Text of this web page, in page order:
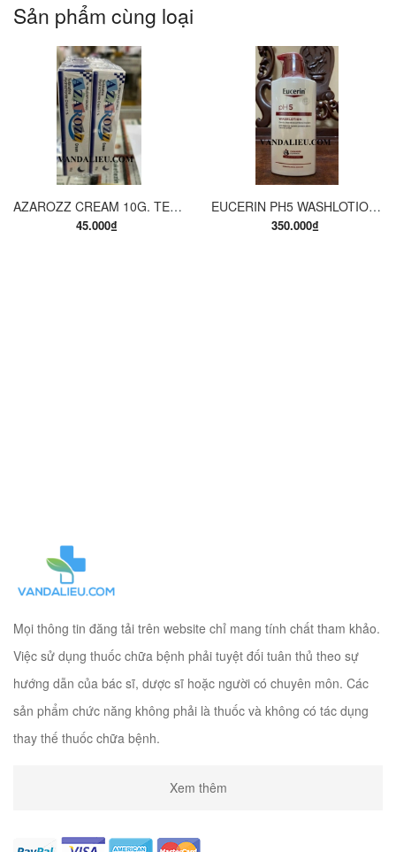
Sản phẩm cùng loại
AZAROZZ CREAM 10G. TERBINAFINE 1%. THUỐC TRỊ NẤM DA CHÂN, NẤM DA ĐÙI, NẤM DA THÂN, LANG BEN...
45.000₫
EUCERIN PH5 WASHLOTION 400ML. SỮA TẮM DẠNG GEL CHO DA NHẠY CẢM.
350.000₫
Mọi thông tin đăng tải trên website chỉ mang tính chất tham khảo.
Việc sử dụng thuốc chữa bệnh phải tuyệt đối tuân thủ theo sự
hướng dẫn của bác sĩ, dược sĩ hoặc người có chuyên môn. Các
sản phẩm chức năng không phải là thuốc và không có tác dụng
thay thế thuốc chữa bệnh.
Xem thêm